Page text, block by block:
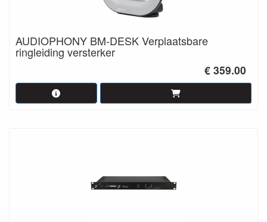
AUDIOPHONY BM-DESK Verplaatsbare
ringleiding versterker
€ 359.00